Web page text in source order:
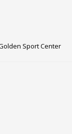
Sport Center